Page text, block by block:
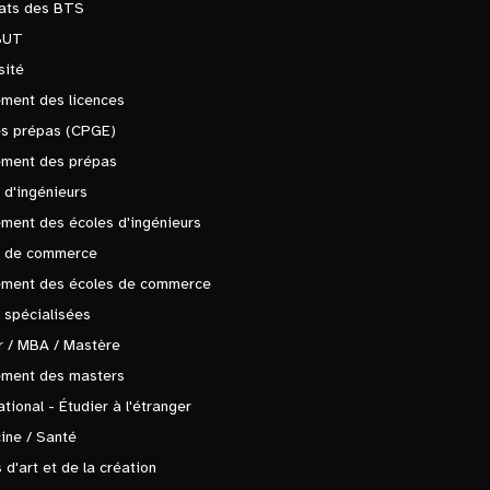
des BTS
des licences
prépas (CPGE)
des prépas
d'ingénieurs
des écoles d'ingénieurs
de commerce
des écoles de commerce
spécialisées
/ MBA / Mastère
des masters
- Étudier à l'étranger
/ Santé
d'art et de la création